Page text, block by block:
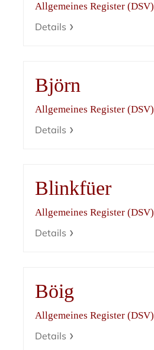
Allgemeines Register (DSV)
Details
Björn
Allgemeines Register (DSV)
Details
Blinkfüer
Allgemeines Register (DSV)
Details
Böig
Allgemeines Register (DSV)
Details